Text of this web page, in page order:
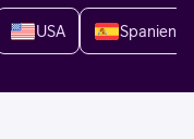
USA Spanien